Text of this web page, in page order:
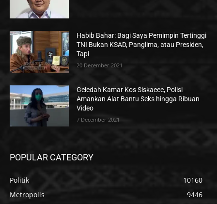
Habib Bahar: Bagi Saya Pemimpin Tertinggi
TNI Bukan KSAD, Panglima, atau Presiden,
Tapi
20 December 2021
Geledah Kamar Kos Siskaeee, Polisi
Amankan Alat Bantu Seks hingga Ribuan
Video
7 December 2021
POPULAR CATEGORY
Politik
10160
Metropolis
9446